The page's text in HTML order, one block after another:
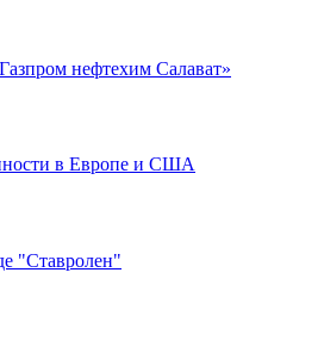
нефтехим Салават»
в Европе и США
"Ставролен"